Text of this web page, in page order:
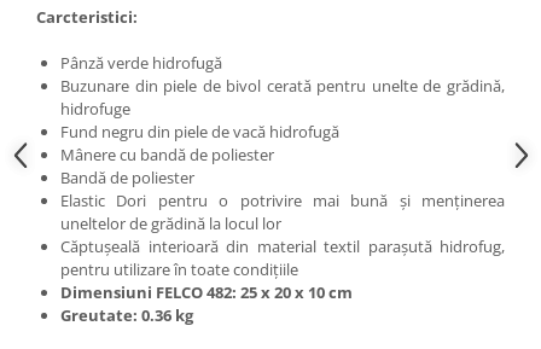
Carcteristici:
Pânză verde hidrofugă
Buzunare din piele de bivol cerată pentru unelte de grădină,
hidrofuge
Fund negru din piele de vacă hidrofugă
Mânere cu bandă de poliester
Bandă de poliester
Elastic Dori pentru o potrivire mai bună și menținerea
uneltelor de grădină la locul lor
Căptușeală interioară din material textil parașută hidrofug,
pentru utilizare în toate condițiile
Dimensiuni FELCO 482: 25 x 20 x 10 cm
Greutate: 0.36 kg